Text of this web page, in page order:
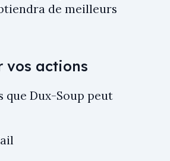
de meilleurs
vos actions
que Dux-Soup peut